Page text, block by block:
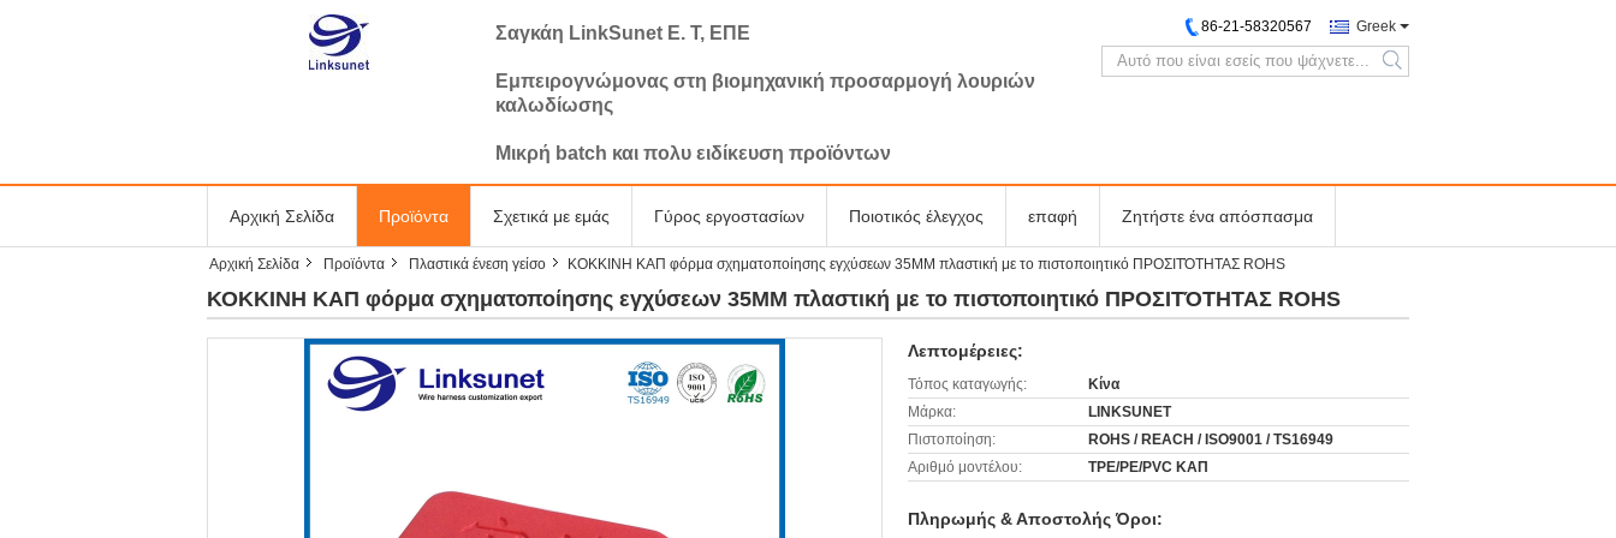
Σαγκάη LinkSunet Ε. Τ, ΕΠΕ
Εμπειρογνώμονας στη βιομηχανική προσαρμογή λουριών
καλωδίωσης
Μικρή batch και πολυ ειδίκευση προϊόντων
Greek
86-21-58320567
search
Αρχική Σελίδα Προϊόντα Σχετικά με εμάς Γύρος εργοστασίων Ποιοτικός έλεγχος επαφή Ζητήστε ένα απόσπασμα
Αρχική Σελίδα Προϊόντα Πλαστικά ένεση γείσο ΚΟΚΚΙΝΗ ΚΑΠ φόρμα σχηματοποίησης εγχύσεων 35MM πλαστική με το πιστοποιητικό ΠΡΟΣΙΤΌΤΗΤΑΣ ROHS
ΚΟΚΚΙΝΗ ΚΑΠ φόρμα σχηματοποίησης εγχύσεων 35MM πλαστική με το πιστοποιητικό ΠΡΟΣΙΤΌΤΗΤΑΣ ROHS
Λεπτομέρειες:
Τόπος καταγωγής:
Κίνα
Μάρκα:
LINKSUNET
Πιστοποίηση:
ROHS / REACH / ISO9001 / TS16949
Αριθμό μοντέλου:
TPE/PE/PVC ΚΑΠ
Πληρωμής & Αποστολής Όροι: